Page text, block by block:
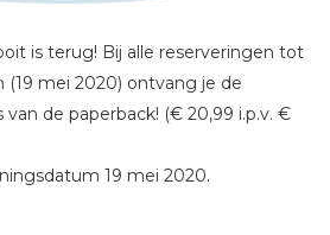
is terug! Bij alle reserveringen tot
(19 mei 2020) ontvang je de
van de paperback! (€ 20,99 i.p.v. €
19 mei 2020.